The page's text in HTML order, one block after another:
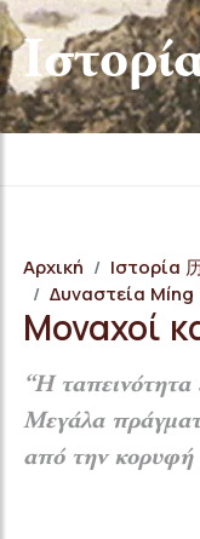
Αρχική
Iστορία
Δυναστεία
Μοναχοί
“Η ταπεινότητα
Μεγάλα
από την κορυφή